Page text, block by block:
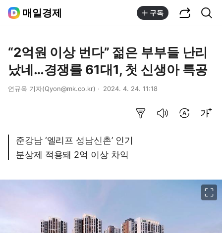
매일경제 구독
“2억원 이상 번다” 젊은 부부들 난리
났네…경쟁률 61대1, 첫 신생아 특공
연규욱 기자(Qyon@mk.co.kr) 2024. 4. 24. 11:18
준강남 ‘엘리프 성남신촌’ 인기
분상제 적용돼 2억 이상 차익